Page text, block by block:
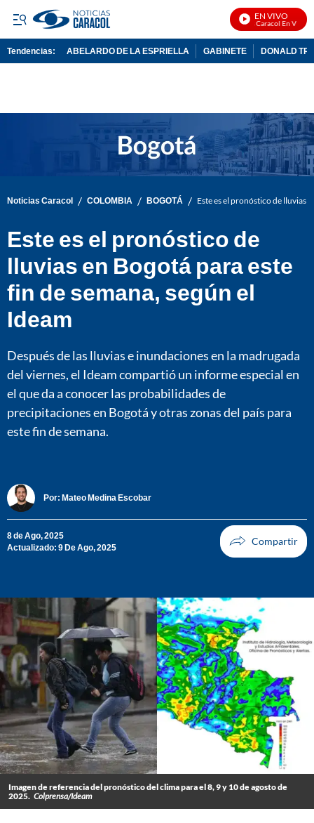
EN VIVO
Noticias Caracol En Vivo
Tendencias: ABELARDO DE LA ESPRIELLA GABINETE DONALD
Noticias Caracol / COLOMBIA / BOGOTÁ / Este es el pronóstico de lluvias
Este es el pronóstico de
lluvias en Bogotá para este
fin de semana, según el
Ideam
Después de las lluvias e inundaciones en la madrugada
del viernes, el Ideam compartió un informe especial en
el que da a conocer las probabilidades de
precipitaciones en Bogotá y otras zonas del país para
este fin de semana.
Por: Mateo Medina Escobar
8 de Ago, 2025
Actualizado: 9 De Ago, 2025
Imagen de referencia del pronóstico del clima para el 8, 9 y 10 de agosto de
2025. Colprensa/Ideam